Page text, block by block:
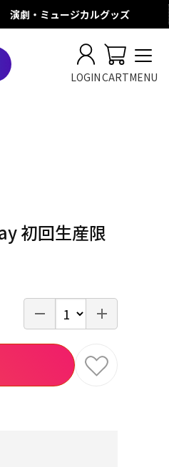
演劇・ミュージカルグッズ
LOGINCARTMENU
初回生産限